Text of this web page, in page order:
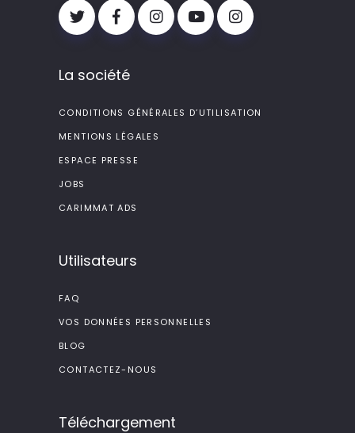
La société
CONDITIONS GÉNÉRALES D’UTILISATION
MENTIONS LÉGALES
ESPACE PRESSE
JOBS
CARIMMAT ADS
Utilisateurs
FAQ
VOS DONNÉES PERSONNELLES
BLOG
CONTACTEZ-NOUS
Téléchargement